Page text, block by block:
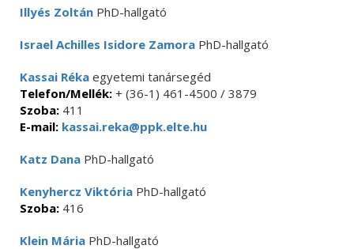
Illyés Zoltán PhD-hallgató
Israel Achilles Isidore Zamora PhD-hallgató
Kassai Réka egyetemi tanársegéd
Telefon/Mellék: + (36-1) 461-4500 / 3879
Szoba: 411
E-mail: kassai.reka@ppk.elte.hu
Katz Dana PhD-hallgató
Kenyhercz Viktória PhD-hallgató
Szoba: 416
Klein Mária PhD-hallgató